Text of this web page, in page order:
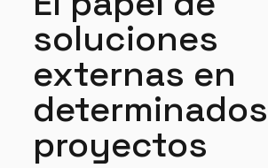
soluciones
externas en
determinados
proyectos